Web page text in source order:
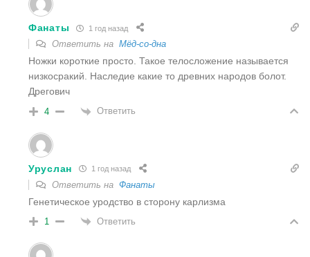
Фанаты 1 год назад
Ответить на Мёд-со-дна
Ножки короткие просто. Такое телосложение называется
низкосракий. Наследие какие то древних народов болот.
Дрегович
4 Ответить
Уруслан 1 год назад
Ответить на Фанаты
Генетическое уродство в сторону карлизма
1 Ответить